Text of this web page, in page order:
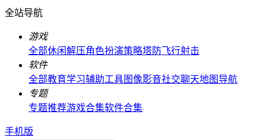
全站导航
游戏
全部休闲解压角色扮演策略塔防飞行射击
软件
全部教育学习辅助工具图像影音社交聊天地图导航
专题
专题推荐游戏合集软件合集
手机版